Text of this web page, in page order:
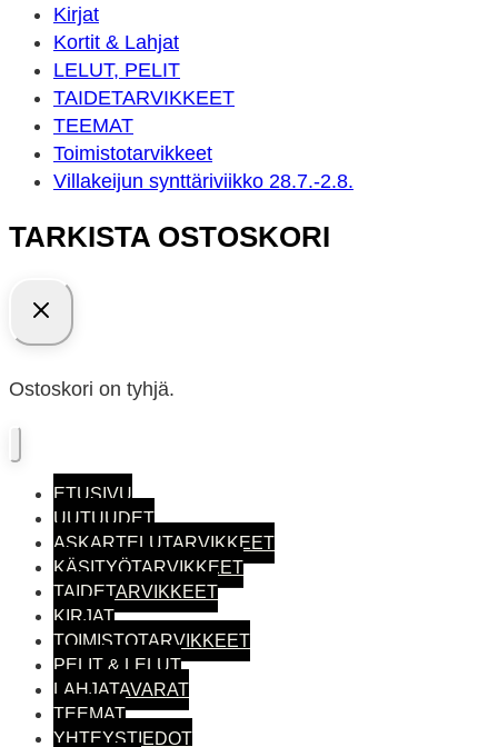
Kirjat
Kortit & Lahjat
LELUT, PELIT
TAIDE­TARVIKKEET
TEEMAT
Toimisto­tarvikkeet
Villakeijun synttäriviikko 28.7.-2.8.
TARKISTA OSTOSKORI
Ostoskori on tyhjä.
ETUSIVU
UUTUUDET
ASKARTELUTARVIKKEET
KÄSITYÖTARVIKKEET
TAIDETARVIKKEET
KIRJAT
TOIMISTO­TARVIKKEET
PELIT & LELUT
LAHJATAVARAT
TEEMAT
YHTEYSTIEDOT